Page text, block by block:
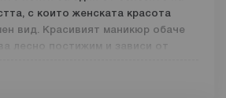
с които женската красота
вид. Красивият маникюр обаче
лесно постижим и зависи от